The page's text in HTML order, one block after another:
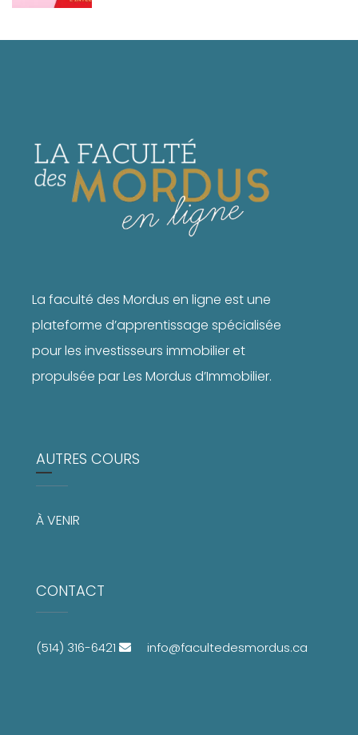
La faculté des Mordus en ligne est une
plateforme d’apprentissage spécialisée
pour les investisseurs immobilier et
propulsée par Les Mordus d’Immobilier.
AUTRES COURS
À VENIR
CONTACT
(514) 316-6421 info@facultedesmordus.ca